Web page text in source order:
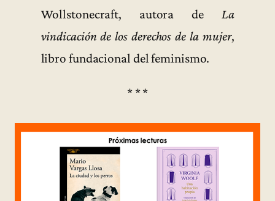
Wollstonecraft, autora de La
vindicación de los derechos de la mujer,
libro fundacional del feminismo.
* * *